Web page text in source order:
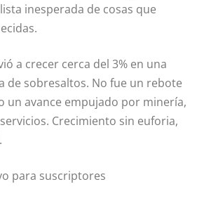
inesperada de cosas que
a crecer cerca del 3% en una
de sobresaltos. No fue un rebote
un avance empujado por minería,
Crecimiento sin euforia,
para suscriptores